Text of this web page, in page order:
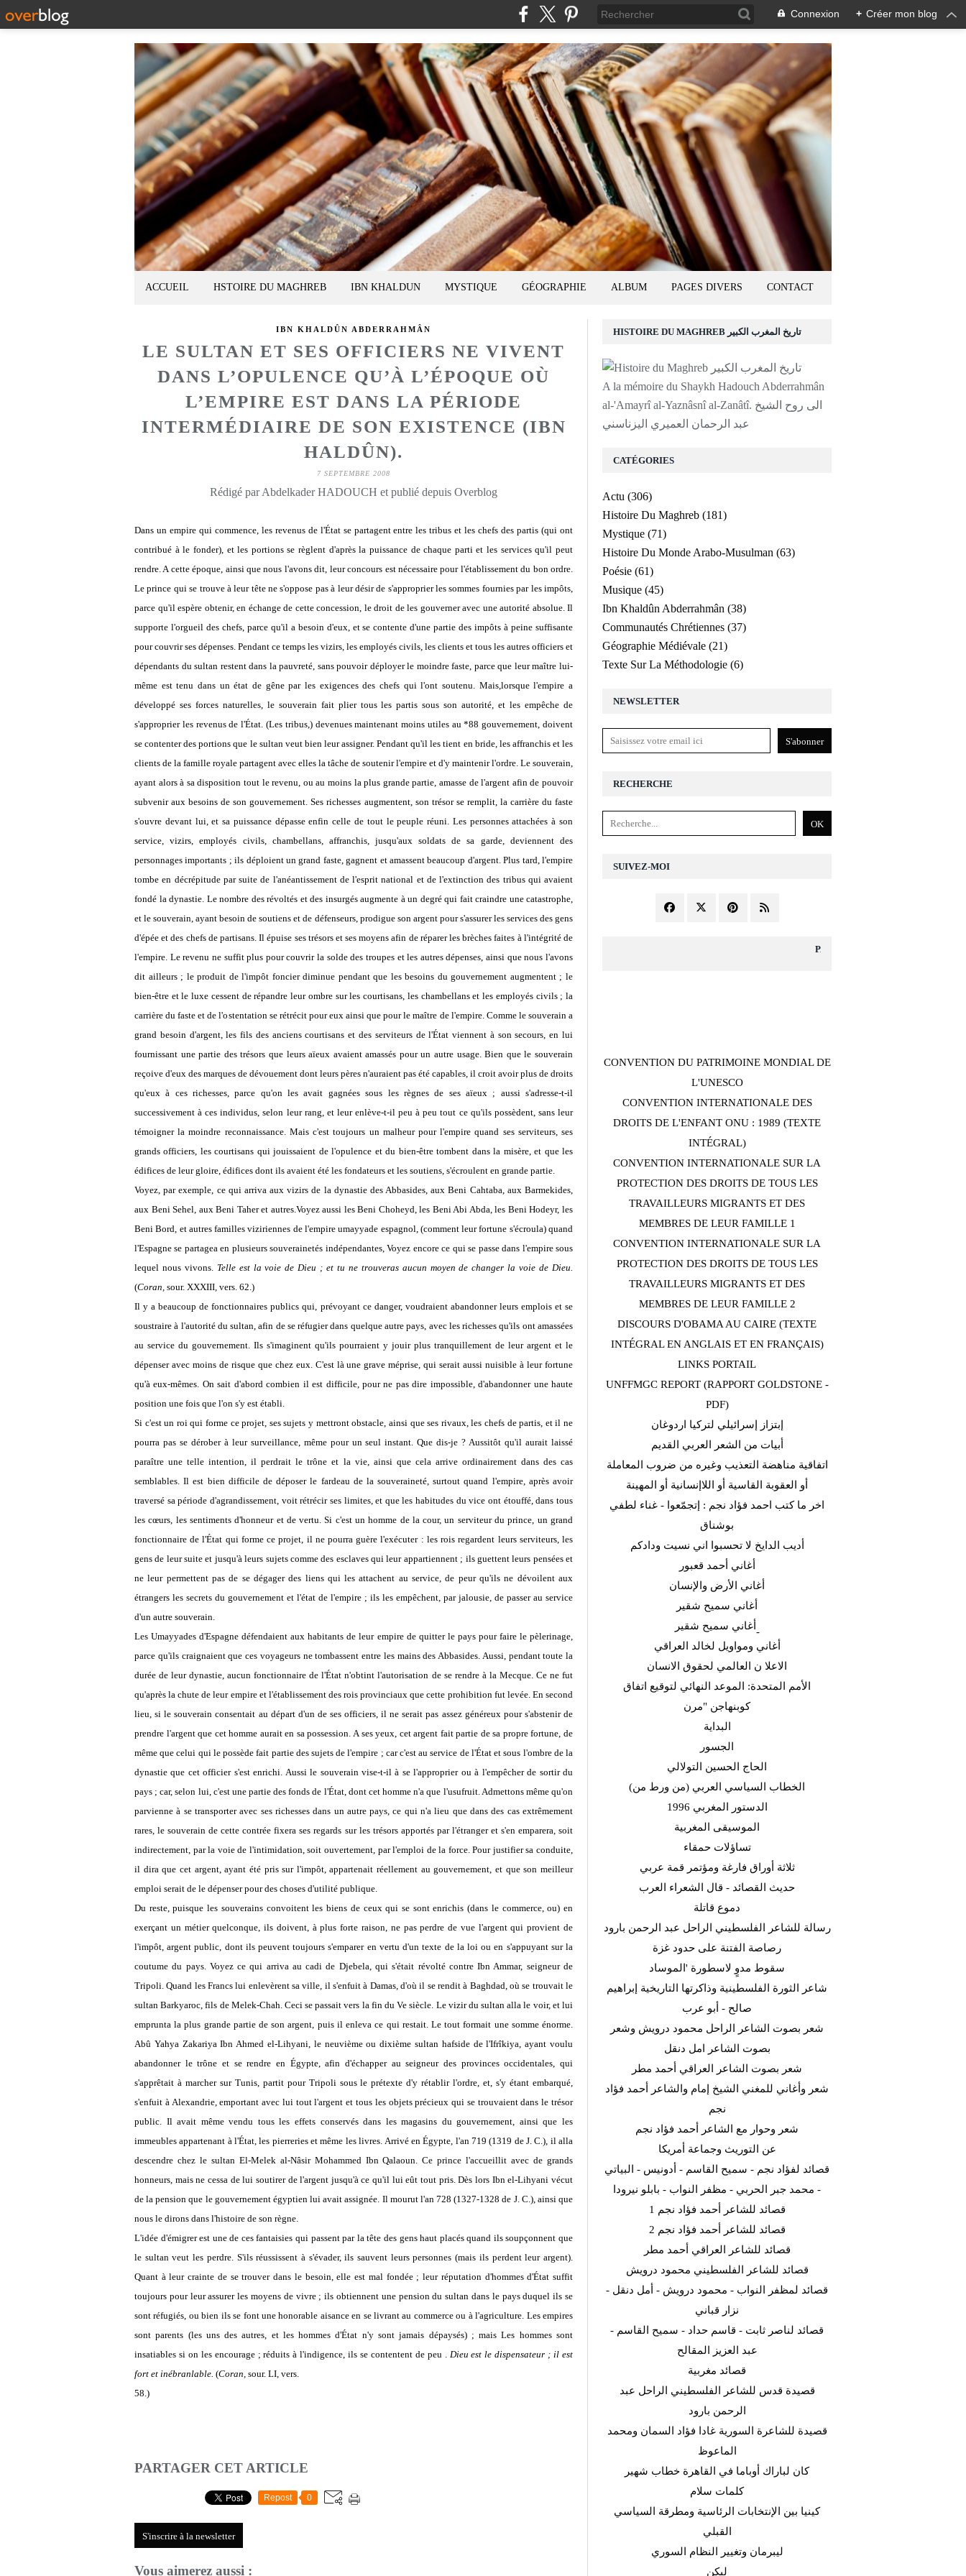
Connexion + Créer mon blog
ACCUEIL HSTOIRE DU MAGHREB IBN KHALDUN MYSTIQUE GÉOGRAPHIE ALBUM PAGES DIVERS CONTACT
IBN KHALDÛN ABDERRAHMÂN
LE SULTAN ET SES OFFICIERS NE VIVENT
DANS L’OPULENCE QU’À L’ÉPOQUE OÙ
L’EMPIRE EST DANS LA PÉRIODE
INTERMÉDIAIRE DE SON EXISTENCE (IBN
HALDÛN).
7 SEPTEMBRE 2008
Rédigé par Abdelkader HADOUCH et publié depuis Overblog
Dans un empire qui commence, les revenus de l'État se partagent entre les tribus et les chefs des partis (qui ont
contribué à le fonder), et les portions se règlent d'après la puissance de chaque parti et les services qu'il peut
rendre. A cette époque, ainsi que nous l'avons dit, leur concours est nécessaire pour l'établissement du bon ordre.
Le prince qui se trouve à leur tête ne s'oppose pas à leur désir de s'approprier les sommes fournies par les impôts,
parce qu'il espère obtenir, en échange de cette concession, le droit de les gouverner avec une autorité absolue. Il
supporte l'orgueil des chefs, parce qu'il a besoin d'eux, et se contente d'une partie des impôts à peine suffisante
pour couvrir ses dépenses. Pendant ce temps les vizirs, les employés civils, les clients et tous les autres officiers et
dépendants du sultan restent dans la pauvreté, sans pouvoir déployer le moindre faste, parce que leur maître lui-
même est tenu dans un état de gêne par les exigences des chefs qui l'ont soutenu. Mais,lorsque l'empire a
développé ses forces naturelles, le souverain fait plier tous les partis sous son autorité, et les empêche de
s'approprier les revenus de l'État. (Les tribus,) devenues maintenant moins utiles au *88 gouvernement, doivent
se contenter des portions que le sultan veut bien leur assigner. Pendant qu'il les tient en bride, les affranchis et les
clients de la famille royale partagent avec elles la tâche de soutenir l'empire et d'y maintenir l'ordre. Le souverain,
ayant alors à sa disposition tout le revenu, ou au moins la plus grande partie, amasse de l'argent afin de pouvoir
subvenir aux besoins de son gouvernement. Ses richesses augmentent, son trésor se remplit, la carrière du faste
s'ouvre devant lui, et sa puissance dépasse enfin celle de tout le peuple réuni. Les personnes attachées à son
service, vizirs, employés civils, chambellans, affranchis, jusqu'aux soldats de sa garde, deviennent des
personnages importants ; ils déploient un grand faste, gagnent et amassent beaucoup d'argent. Plus tard, l'empire
tombe en décrépitude par suite de l'anéantissement de l'esprit national et de l'extinction des tribus qui avaient
fondé la dynastie. Le nombre des révoltés et des insurgés augmente à un degré qui fait craindre une catastrophe,
et le souverain, ayant besoin de soutiens et de défenseurs, prodigue son argent pour s'assurer les services des gens
d'épée et des chefs de partisans. Il épuise ses trésors et ses moyens afin de réparer les brèches faites à l'intégrité de
l'empire. Le revenu ne suffit plus pour couvrir la solde des troupes et les autres dépenses, ainsi que nous l'avons
dit ailleurs ; le produit de l'impôt foncier diminue pendant que les besoins du gouvernement augmentent ; le
bien-être et le luxe cessent de répandre leur ombre sur les courtisans, les chambellans et les employés civils ; la
carrière du faste et de l'ostentation se rétrécit pour eux ainsi que pour le maître de l'empire. Comme le souverain a
grand besoin d'argent, les fils des anciens courtisans et des serviteurs de l'État viennent à son secours, en lui
fournissant une partie des trésors que leurs aïeux avaient amassés pour un autre usage. Bien que le souverain
reçoive d'eux des marques de dévouement dont leurs pères n'auraient pas été capables, il croit avoir plus de droits
qu'eux à ces richesses, parce qu'on les avait gagnées sous les règnes de ses aïeux ; aussi s'adresse-t-il
successivement à ces individus, selon leur rang, et leur enlève-t-il peu à peu tout ce qu'ils possèdent, sans leur
témoigner la moindre reconnaissance. Mais c'est toujours un malheur pour l'empire quand ses serviteurs, ses
grands officiers, les courtisans qui jouissaient de l'opulence et du bien-être tombent dans la misère, et que les
édifices de leur gloire, édifices dont ils avaient été les fondateurs et les soutiens, s'écroulent en grande partie.
Voyez, par exemple, ce qui arriva aux vizirs de la dynastie des Abbasides, aux Beni Cahtaba, aux Barmekides,
aux Beni Sehel, aux Beni Taher et autres.Voyez aussi les Beni Choheyd, les Beni Abi Abda, les Beni Hodeyr, les
Beni Bord, et autres familles viziriennes de l'empire umayyade espagnol, (comment leur fortune s'écroula) quand
l'Espagne se partagea en plusieurs souverainetés indépendantes, Voyez encore ce qui se passe dans l'empire sous
lequel nous vivons. Telle est la voie de Dieu ; et tu ne trouveras aucun moyen de changer la voie de Dieu.
(Coran, sour. XXXIII vers. 62.)
Il y a beaucoup de fonctionnaires publics qui, prévoyant ce danger, voudraient abandonner leurs emplois et se
soustraire à l'autorité du sultan, afin de se réfugier dans quelque autre pays, avec les richesses qu'ils ont amassées
au service du gouvernement. Ils s'imaginent qu'ils pourraient y jouir plus tranquillement de leur argent et le
dépenser avec moins de risque que chez eux. C'est là une grave méprise, qui serait aussi nuisible à leur fortune
qu'à eux-mêmes. On sait d'abord combien il est difficile, pour ne pas dire impossible, d'abandonner une haute
position une fois que l'on s'y est établi.
Si c'est un roi qui forme ce projet, ses sujets y mettront obstacle, ainsi que ses rivaux, les chefs de partis, et il ne
pourra pas se dérober à leur surveillance, même pour un seul instant. Que dis-je ? Aussitôt qu'il aurait laissé
paraître une telle intention, il perdrait le trône et la vie, ainsi que cela arrive ordinairement dans des cas
semblables. Il est bien difficile de déposer le fardeau de la souveraineté, surtout quand l'empire, après avoir
traversé sa période d'agrandissement, voit rétrécir ses limites, et que les habitudes du vice ont étouffé, dans tous
les cœurs, les sentiments d'honneur et de vertu. Si c'est un homme de la cour, un serviteur du prince, un grand
fonctionnaire de l'État qui forme ce projet, il ne pourra guère l'exécuter : les rois regardent leurs serviteurs, les
gens de leur suite et jusqu'à leurs sujets comme des esclaves qui leur appartiennent ; ils guettent leurs pensées et
ne leur permettent pas de se dégager des liens qui les attachent au service, de peur qu'ils ne dévoilent aux
étrangers les secrets du gouvernement et l'état de l'empire ; ils les empêchent, par jalousie, de passer au service
d'un autre souverain.
Les Umayyades d'Espagne défendaient aux habitants de leur empire de quitter le pays pour faire le pèlerinage,
parce qu'ils craignaient que ces voyageurs ne tombassent entre les mains des Abbasides. Aussi, pendant toute la
durée de leur dynastie, aucun fonctionnaire de l'État n'obtint l'autorisation de se rendre à la Mecque. Ce ne fut
qu'après la chute de leur empire et l'établissement des rois provinciaux que cette prohibition fut levée. En second
lieu, si le souverain consentait au départ d'un de ses officiers, il ne serait pas assez généreux pour s'abstenir de
prendre l'argent que cet homme aurait en sa possession. A ses yeux, cet argent fait partie de sa propre fortune, de
même que celui qui le possède fait partie des sujets de l'empire ; car c'est au service de l'État et sous l'ombre de la
dynastie que cet officier s'est enrichi. Aussi le souverain vise-t-il à se l'approprier ou à l'empêcher de sortir du
pays ; car, selon lui, c'est une partie des fonds de l'État, dont cet homme n'a que l'usufruit. Admettons même qu'on
parvienne à se transporter avec ses richesses dans un autre pays, ce qui n'a lieu que dans des cas extrêmement
rares, le souverain de cette contrée fixera ses regards sur les trésors apportés par l'étranger et s'en emparera, soit
indirectement, par la voie de l'intimidation, soit ouvertement, par l'emploi de la force. Pour justifier sa conduite,
il dira que cet argent, ayant été pris sur l'impôt, appartenait réellement au gouvernement, et que son meilleur
emploi serait de le dépenser pour des choses d'utilité publique.
Du reste, puisque les souverains convoitent les biens de ceux qui se sont enrichis (dans le commerce, ou) en
exerçant un métier quelconque, ils doivent, à plus forte raison, ne pas perdre de vue l'argent qui provient de
l'impôt, argent public, dont ils peuvent toujours s'emparer en vertu d'un texte de la loi ou en s'appuyant sur la
coutume du pays. Voyez ce qui arriva au cadi de Djebela, qui s'était révolté contre Ibn Ammar, seigneur de
Tripoli. Quand les Francs lui enlevèrent sa ville, il s'enfuit à Damas, d'où il se rendit à Baghdad, où se trouvait le
sultan Barkyaroc, fils de Melek-Chah. Ceci se passait vers la fin du Ve siècle. Le vizir du sultan alla le voir, et lui
emprunta la plus grande partie de son argent, puis il enleva ce qui restait. Le tout formait une somme énorme.
Abû Yahya Zakariya Ibn Ahmed el-Lihyani, le neuvième ou dixième sultan hafside de l'Ifrîkiya, ayant voulu
abandonner le trône et se rendre en Égypte, afin d'échapper au seigneur des provinces occidentales, qui
s'apprêtait à marcher sur Tunis, partit pour Tripoli sous le prétexte d'y rétablir l'ordre, et, s'y étant embarqué,
s'enfuit à Alexandrie, emportant avec lui tout l'argent et tous les objets précieux qui se trouvaient dans le trésor
public. Il avait même vendu tous les effets conservés dans les magasins du gouvernement, ainsi que les
immeubles appartenant à l'État, les pierreries et même les livres. Arrivé en Égypte, l'an 719 (1319 de J. C.), il alla
descendre chez le sultan El-Melek al-Nâsir Mohammed Ibn Qalaoun. Ce prince l'accueillit avec de grands
honneurs, mais ne cessa de lui soutirer de l'argent jusqu'à ce qu'il lui eût tout pris. Dès lors Ibn el-Lihyani vécut
de la pension que le gouvernement égyptien lui avait assignée. Il mourut l'an 728 (1327-1328 de J. C.), ainsi que
nous le dirons dans l'histoire de son règne.
L'idée d'émigrer est une de ces fantaisies qui passent par la tête des gens haut placés quand ils soupçonnent que
le sultan veut les perdre. S'ils réussissent à s'évader, ils sauvent leurs personnes (mais ils perdent leur argent).
Quant à leur crainte de se trouver dans le besoin, elle est mal fondée ; leur réputation d'hommes d'État suffit
toujours pour leur assurer les moyens de vivre ; ils obtiennent une pension du sultan dans le pays duquel ils se
sont réfugiés, ou bien ils se font une honorable aisance en se livrant au commerce ou à l'agriculture. Les empires
sont parents (les uns des autres, et les hommes d'État n'y sont jamais dépaysés) ; mais Les hommes sont
insatiables si on les encourage ; réduits à l'indigence, ils se contentent de peu . Dieu est le dispensateur ; il est
fort et inébranlable. (Coran, sour. LI, vers.
58.)
PARTAGER CET ARTICLE
Repost 0
S'inscrire à la newsletter
Vous aimerez aussi :
NEWSLETTER
SUIVEZ-MOI
RECHERCHE
HISTOIRE DU MAGHREB تاريخ المغرب الكبير
A la mémoire du Shaykh Hadouch Abderrahmân
al-'Amayrî al-Yaznâsnî al-Zanâtî. الى روح الشيخ
عبد الرحمان العميري اليزناسني
CATÉGORIES
Actu (306)
Histoire Du Maghreb (181)
Mystique (71)
Histoire Du Monde Arabo-Musulman (63)
Poésie (61)
Musique (45)
Ibn Khaldûn Abderrahmân (38)
Communautés Chrétiennes (37)
Géographie Médiévale (21)
Texte Sur La Méthodologie (6)
PAGES DIVERS
CONVENTION DU PATRIMOINE MONDIAL DE
L'UNESCO
CONVENTION INTERNATIONALE DES
DROITS DE L'ENFANT ONU : 1989 (TEXTE
INTÉGRAL)
CONVENTION INTERNATIONALE SUR LA
PROTECTION DES DROITS DE TOUS LES
TRAVAILLEURS MIGRANTS ET DES
MEMBRES DE LEUR FAMILLE 1
CONVENTION INTERNATIONALE SUR LA
PROTECTION DES DROITS DE TOUS LES
TRAVAILLEURS MIGRANTS ET DES
MEMBRES DE LEUR FAMILLE 2
DISCOURS D'OBAMA AU CAIRE (TEXTE
INTÉGRAL EN ANGLAIS ET EN FRANÇAIS)
LINKS PORTAIL
UNFFMGC REPORT (RAPPORT GOLDSTONE -
PDF)
إبتزاز إسرائيلي لتركيا اردوغان
أبيات من الشعر العربي القديم
اتفاقية مناهضة التعذيب وغيره من ضروب المعاملة
أو العقوبة القاسية أو اللاإنسانية أو المهينة
اخر ما كتب احمد فؤاد نجم : إتجمّعوا - غناء لطفي
بوشناق
أديب الدايخ لا تحسبوا اني نسيت ودادكم
أغاني أحمد قعبور
أغاني الأرض والإنسان
أغاني سميح شقير
أغاني ومواويل لخالد العراقي
الاعلا ن العالمي لحقوق الانسان
الأمم المتحدة: الموعد النهائي لتوقيع اتفاق
كوبنهاجن "مرن
البداية
الجسور
الحاج الحسين التولالي
(الخطاب السياسي العربي (من ورط من
الدستور المغربي 1996
الموسيقى المغربية
تساؤلات حمقاء
ثلاثة أوراق فارغة ومؤتمر قمة عربي
حديث القصائد - قال الشعراء العرب
دموع قاتلة
رسالة للشاعر الفلسطيني الراحل عبد الرحمن بارود
رصاصة الفتنة على حدود غزة
سقوط مدوٍ لاسطورة 'الموساد
شاعر الثورة الفلسطينية وذاكرتها التاريخية إبراهيم
صالح - أبو عرب
شعر بصوت الشاعر الراحل محمود درويش وشعر
بصوت الشاعر امل دنقل
شعر بصوت الشاعر العراقي أحمد مطر
شعر وأغاني للمغني الشيخ إمام والشاعر أحمد فؤاد
نجم
شعر وحوار مع الشاعر أحمد فؤاد نجم
عن التوريث وجماعة أمريكا
قصائد لفؤاد نجم - سميح القاسم - أدونيس - البياتي
- محمد جبر الحربي - مظفر النواب - بابلو نيرودا
قصائد للشاعر أحمد فؤاد نجم 1
قصائد للشاعر أحمد فؤاد نجم 2
قصائد للشاعر العراقي أحمد مطر
قصائد للشاعر الفلسطيني محمود درويش
قصائد لمظفر النواب - محمود درويش - أمل دنقل -
نزار قباني
قصائد لناصر ثابت - قاسم حداد - سميح القاسم -
عبد العزيز المقالح
قصائد مغربية
قصيدة قدس للشاعر الفلسطيني الراحل عبد
الرحمن بارود
قصيدة للشاعرة السورية غادا فؤاد السمان ومحمد
الماعوظ
كان لباراك أوباما في القاهرة خطاب شهير
كلمات سلام
كينيا بين الإنتخابات الرئاسية ومطرقة السياسي
القبلي
ليبرمان وتغيير النظام السوري
ليكن